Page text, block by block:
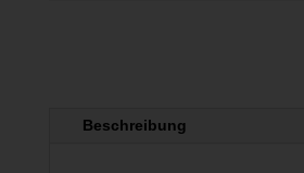
Beschreibung